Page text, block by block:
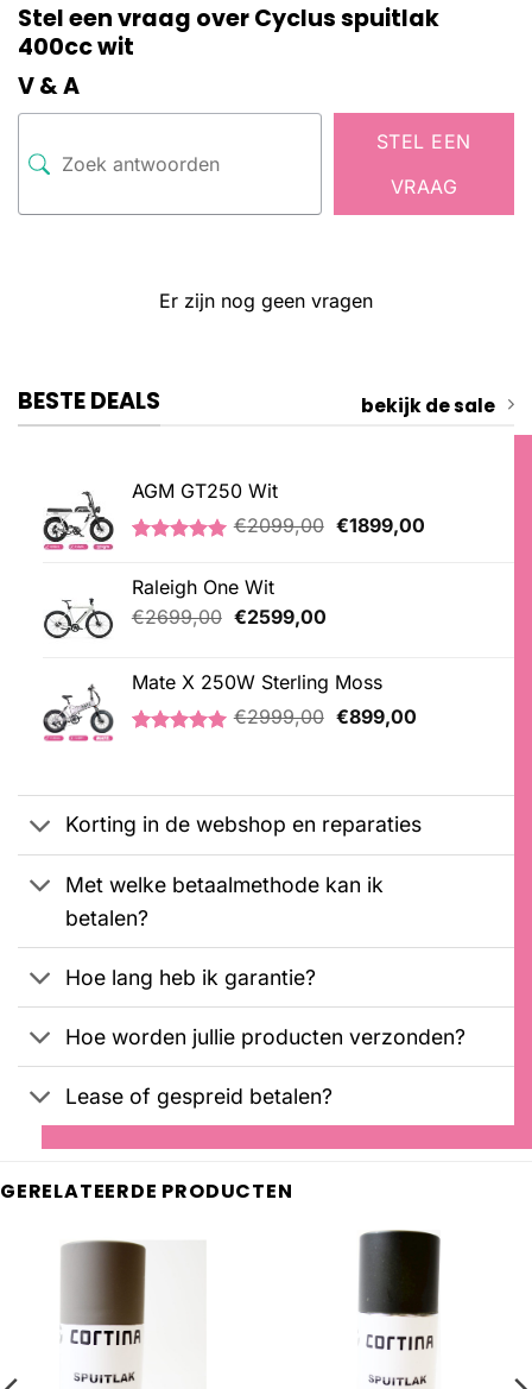
Stel een vraag over Cyclus spuitlak
400cc wit
V & A
STEL EEN
VRAAG
Er zijn nog geen vragen
BESTE DEALS bekijk de sale
AGM GT250 Wit
gebaseerd
op
klantbeoordeling
€2099,00 Oorspronkelijke
€1899,00Huidige
Raleigh One Wit
€2699,00 Oorspronkelijke
€2699,00.
€2599,00Huidige
€2599,00.
Mate X 250W Sterling Moss
klantbeoordelingen
€2999,00 Oorspronkelijke
€899,00Huidige
Korting in de webshop en reparaties
Met welke betaalmethode kan ik
betalen?
Hoe lang heb ik garantie?
Hoe worden jullie producten verzonden?
Lease of gespreid betalen?
GERELATEERDE PRODUCTEN